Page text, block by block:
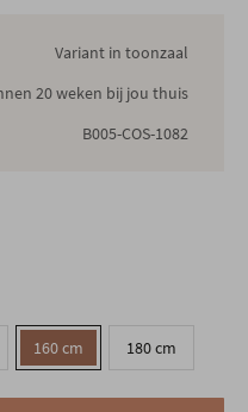
Variant in toonzaal
20 weken bij jou thuis
B005-COS-1082
160 cm 180 cm